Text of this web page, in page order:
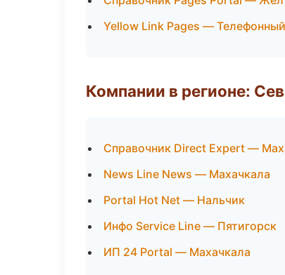
Yellow Link Pages —
Компании в регионе:
Справочник Direct Expert —
News Line News — Махачкала
Portal Hot Net — Нальчик
Инфо Service Line — Пятигорск
ИП 24 Portal — Махачкала